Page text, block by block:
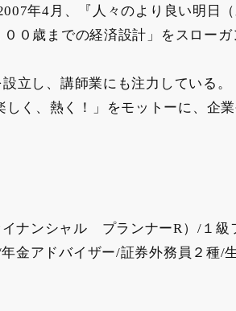
年4月、『人々のより良い明日
０歳までの経済設計」をスローガ
立し、講師業にも注力している。
しく、熱く！」をモットーに、企
ナンシャル プランナーR）/１級
金アドバイザー/証券外務員２種/